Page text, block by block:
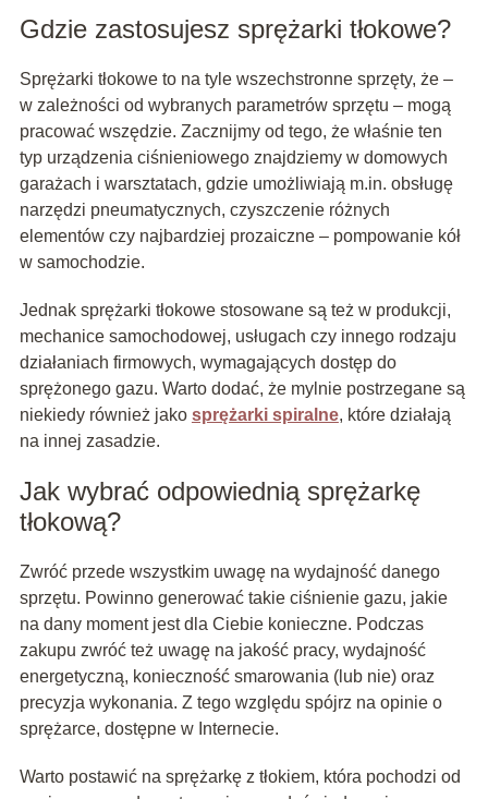
Gdzie zastosujesz sprężarki tłokowe?
Sprężarki tłokowe to na tyle wszechstronne sprzęty, że –
w zależności od wybranych parametrów sprzętu – mogą
pracować wszędzie. Zacznijmy od tego, że właśnie ten
typ urządzenia ciśnieniowego znajdziemy w domowych
garażach i warsztatach, gdzie umożliwiają m.in. obsługę
narzędzi pneumatycznych, czyszczenie różnych
elementów czy najbardziej prozaiczne – pompowanie kół
w samochodzie.
Jednak sprężarki tłokowe stosowane są też w produkcji,
mechanice samochodowej, usługach czy innego rodzaju
działaniach firmowych, wymagających dostęp do
sprężonego gazu. Warto dodać, że mylnie postrzegane są
niekiedy również jako sprężarki spiralne, które działają
na innej zasadzie.
Jak wybrać odpowiednią sprężarkę
tłokową?
Zwróć przede wszystkim uwagę na wydajność danego
sprzętu. Powinno generować takie ciśnienie gazu, jakie
na dany moment jest dla Ciebie konieczne. Podczas
zakupu zwróć też uwagę na jakość pracy, wydajność
energetyczną, konieczność smarowania (lub nie) oraz
precyzja wykonania. Z tego względu spójrz na opinie o
sprężarce, dostępne w Internecie.
Warto postawić na sprężarkę z tłokiem, która pochodzi od